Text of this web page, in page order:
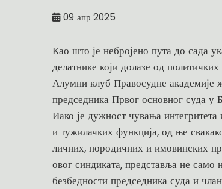
09 апр 2025
Као што је небројено пута до сада
делатнике који долазе од
Алумни клуб Правосудне академије
председника Првог основног суда у
Иако је дужност чувања интегритета
и тужилачких функција, од ње
личних, породичних и имовинских
овог синдиката, представља не
безбедности председника суда и